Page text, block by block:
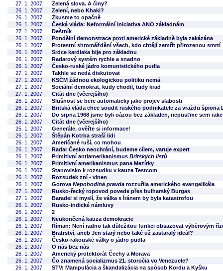
27. 1. 2007
Zelená slova. A činy?
26. 1. 2007
Zelení, nebo Khaki?
26. 1. 2007
Zkusme to opačně
26. 1. 2007
Česká vláda: Neformální iniciativa ANO základnám
27. 1. 2007
Deštník
26. 1. 2007
Pondělní demonstrace proti americké základně byla zakázána
26. 1. 2007
Protestní shromáždění všech, kdo chtějí zemřít přirozenou smrtí
26. 1. 2007
Srdce kardiaka bije pro základnu
26. 1. 2007
Radarový systém rychle a snadno
26. 1. 2007
Česko-ruské jádro komunistického pudla
27. 1. 2007
Takhle se nedá diskutovat
27. 1. 2007
KSČM žádnou ekologickou politiku nemá
27. 1. 2007
Sociální demokrat, kudy chodil, tudy krad
27. 1. 2007
Citát dne (včerejšího)
26. 1. 2007
Slušnost se bere automaticky jako projev slabosti
26. 1. 2007
Britská vláda chce soudit ruského podnikatele za vraždu špiona
26. 1. 2007
Do srpna 1968 jsme byli oázou bez základen, nepusťme sem
26. 1. 2007
Citát dne (včerejšího)
25. 1. 2007
Generále, ověřte si informace!
26. 1. 2007
Štěpán Kotrba straší lidi
26. 1. 2007
Američané ruší, co mohou
26. 1. 2007
Radar Česko neochrání, budeme cílem, varuje expert
26. 1. 2007
Primitivní antiamerikanismus Britských listů
26. 1. 2007
Primitivní amerikanismus pana Mezírky
26. 1. 2007
Stanovisko k rozsudku v kauze Testcom
26. 1. 2007
Rozsudek zní - vinen
26. 1. 2007
Gorova Nepohodlná pravda rozzuřila amerického evangelikála
27. 1. 2007
Rusko-řecký ropovod povede přes bulharský Burgas
27. 1. 2007
Baradei si myslí, že válka s Íránem by byla katastrofou
26. 1. 2007
Rusko-indické námluvy
26. 1. 2007
2
26. 1. 2007
Neukončená kauza demokracie
26. 1. 2007
Říman: Není radno tak důležitou funkci obsazovat výběrovým
26. 1. 2007
Bratrství, aneb Jen starý nebo také už zastaralý ideál?
26. 1. 2007
Česko-rakouské války o jádro pudla
26. 1. 2007
O nás bez nás
26. 1. 2007
Americký protektorát Čechy a Morava
26. 1. 2007
Čo znamená socializmus 21. storočia vo Venezuele?
26. 1. 2007
STV: Manipulácia a škandalizácia na spôsob Kordu a Kyšku